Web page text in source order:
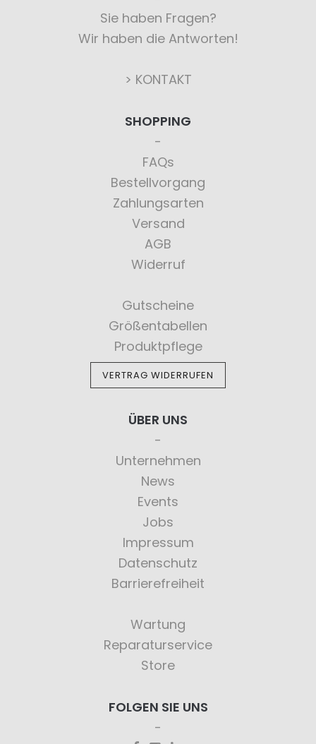
Sie haben Fragen?
Wir haben die Antworten!
> KONTAKT
SHOPPING
FAQs
Bestellvorgang
Zahlungsarten
Versand
AGB
Widerruf
Gutscheine
Größentabellen
Produktpflege
VERTRAG WIDERRUFEN
ÜBER UNS
Unternehmen
News
Events
Jobs
Impressum
Datenschutz
Barrierefreiheit
Wartung
Reparaturservice
Store
FOLGEN SIE UNS